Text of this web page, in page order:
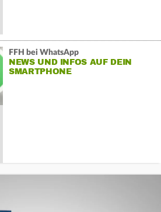
FFH bei WhatsApp
NEWS UND INFOS AUF DEIN
SMARTPHONE